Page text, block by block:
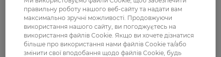
Забрати сьогодні в магазині Watsons
Вартість доставки - 0 грн
Показати більше
правильну роботу нашого веб-сайту та надати вам
максимально зручні можливості. Продовжуючи
використання нашого сайту, ви погоджуєтесь на
використання файлів Cookie. Якщо ви хочете дізнатися
більше про використання нами файлів Cookie та/або
змінити свої вподобання щодо файлів Cookie, будь